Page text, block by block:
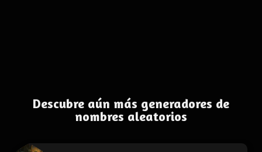
Descubre aún más generadores de
nombres aleatorios